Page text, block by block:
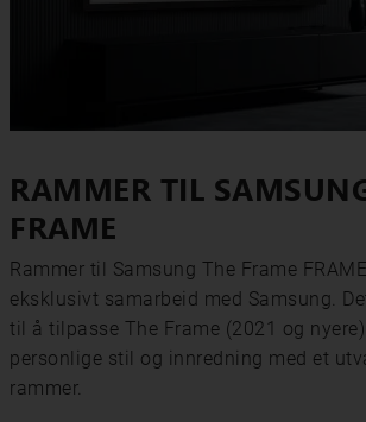
RAMMER TIL
FRAME
Rammer til Samsung The Frame
eksklusivt samarbeid med Samsung.
til å tilpasse The Frame (2021 og
personlige stil og innredning med et
rammer.